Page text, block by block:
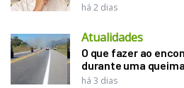
há 2 dias
Atualidades
O que fazer ao
durante uma
há 3 dias